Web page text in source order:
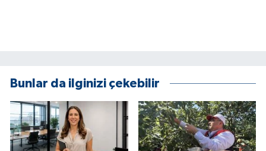
Bunlar da ilginizi çekebilir